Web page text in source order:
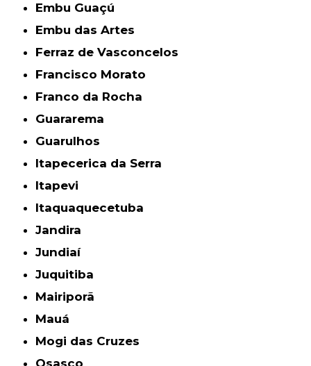
Embu Guaçú
Embu das Artes
Ferraz de Vasconcelos
Francisco Morato
Franco da Rocha
Guararema
Guarulhos
Itapecerica da Serra
Itapevi
Itaquaquecetuba
Jandira
Jundiaí
Juquitiba
Mairiporã
Mauá
Mogi das Cruzes